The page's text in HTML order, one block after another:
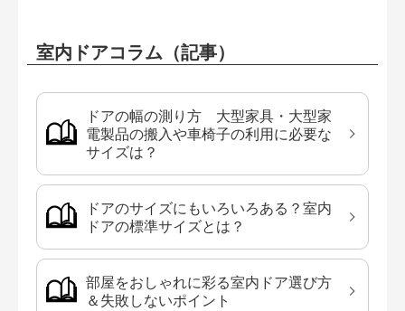
室内ドアコラム（記事）
ドアの幅の測り方 大型家具・大型家
電製品の搬入や車椅子の利用に必要な
サイズは？
ドアのサイズにもいろいろある？室内
ドアの標準サイズとは？
部屋をおしゃれに彩る室内ドア選び方
＆失敗しないポイント